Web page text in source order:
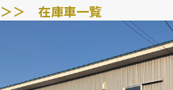
＞＞ 在庫車一覧